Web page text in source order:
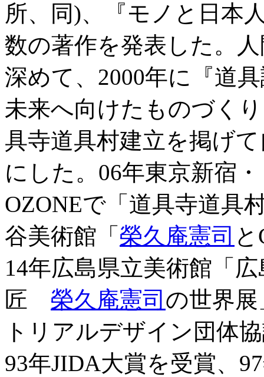
所、同)、『モノと日本
数の著作を発表した。
深めて、2000年に『道
未来へ向けたものづく
具寺道具村建立を掲げ
にした。06年東京新宿
OZONEで「道具寺道具
谷美術館「 榮久庵憲司
14年広島県立美術館「
匠 榮久庵憲司 の世界
トリアルデザイン団体
93年JIDA大賞を受賞、